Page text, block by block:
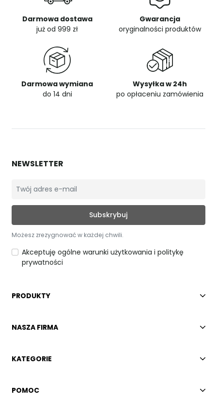
Darmowa dostawa
już od 999 zł
Gwarancja
oryginalności produktów
Darmowa wymiana
do 14 dni
Wysyłka w 24h
po opłaceniu zamówienia
NEWSLETTER
Możesz zrezygnować w każdej chwili.
Akceptuję ogólne warunki użytkowania i politykę
prywatności
PRODUKTY
NASZA FIRMA
KATEGORIE
POMOC